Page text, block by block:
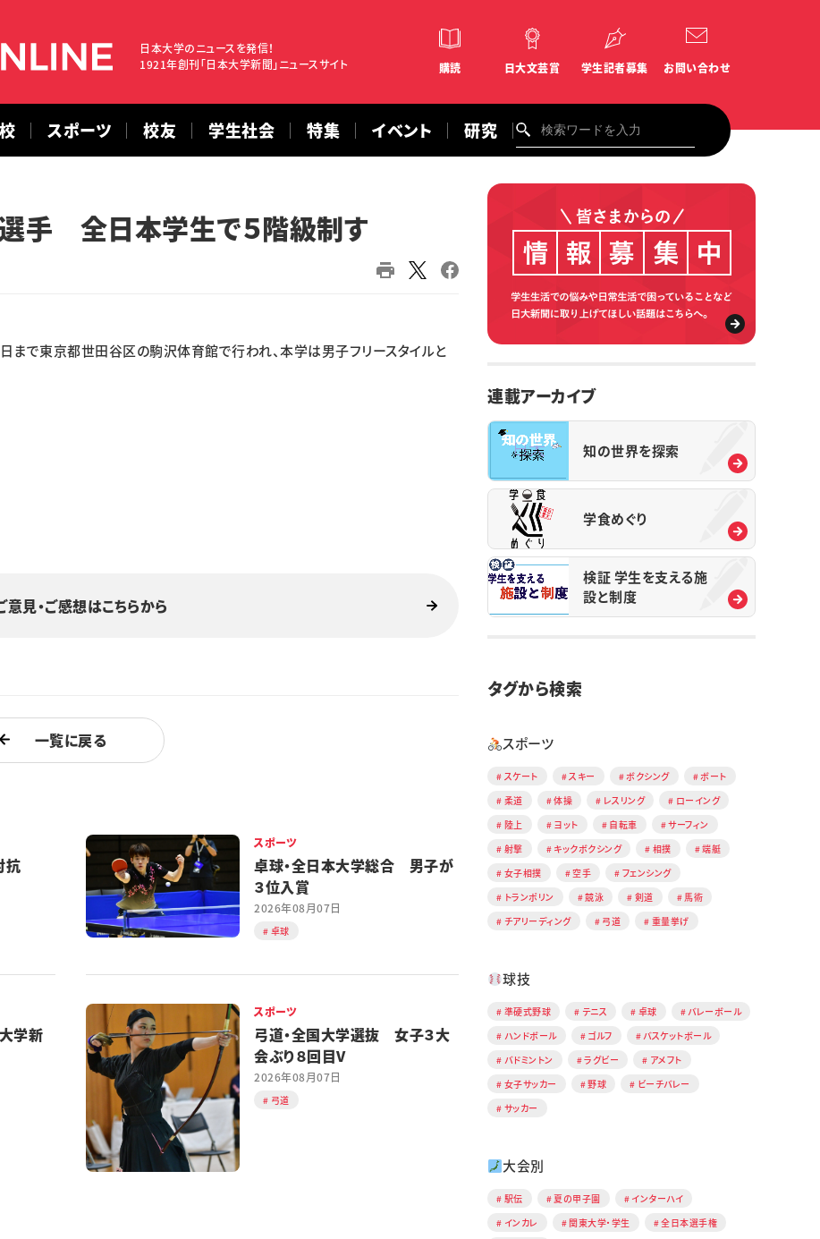
日本大学のニュースを発信！
1921年創刊「日本大学新聞」ニュースサイト
購読 日大文芸賞 学生記者募集 お問い合わせ
スポーツ 校友 学生社会 特集 イベント 研究
手 全日本学生で５階級制す
まで東京都世田谷区の駒沢体育館で行われ、本学は男子フリースタイルと
意見・ご感想はこちらから
一覧に戻る
抗
スポーツ
卓球・全日本大学総合 男子が
３位入賞
2026年08月07日
卓球
学新
スポーツ
弓道・全国大学選抜 女子３大
会ぶり８回目V
2026年08月07日
弓道
連載アーカイブ
知の世界を探索
学食めぐり
検証 学生を支える施
設と制度
タグから検索
スポーツ
スケート スキー ボクシング
ボート
柔道
体操 レスリング
ローイング
陸上
ヨット 自転車
サーフィン
射撃
キックボクシング 相撲
端艇
女子相撲
空手
フェンシング
トランポリン
競泳 剣道
馬術
チアリーディング
弓道 重量挙げ
球技
準硬式野球 テニス 卓球
バレーボール
ハンドボール
ゴルフ
バスケットボール
バドミントン
ラグビー
アメフト
女子サッカー
野球
ビーチバレー
サッカー
大会別
駅伝 夏の甲子園
インターハイ
インカレ
関東大学・学生
全日本選手権